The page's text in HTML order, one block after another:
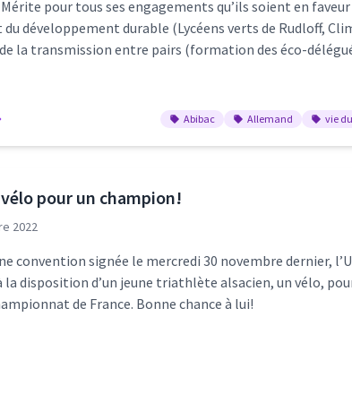
pour tous ses engagements qu’ils soient en faveur
du développement durable (Lycéens verts de Rudloff,
la transmission entre pairs (formation des éco-
Abibac Allemand vie
vélo pour un champion!
2022
convention signée le mercredi 30 novembre dernier,
la disposition d’un jeune triathlète alsacien, un vélo,
de France. Bonne chance à lui!